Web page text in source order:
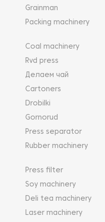
Grainman
Packing machinery
Coal machinery
Rvd press
Делаем чай
Cartoners
Drobilki
Gornorud
Press separator
Rubber machinery
Press filter
Soy machinery
Deli tea machinery
Laser machinery